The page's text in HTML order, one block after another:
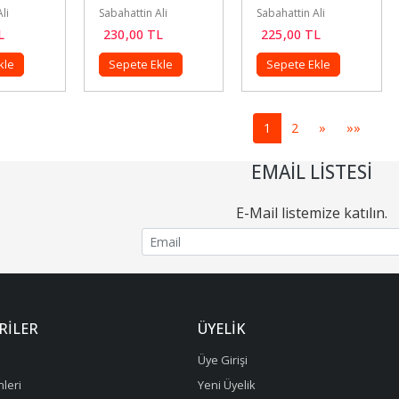
Sabahattin Ali
230,00 TL
Sepete Ekle
Sabahattin Ali
225,00 TL
Sepete Ekle
1 2 » »»
EMAIL LISTESI
E-Mail listemize katılın.
ÜYELIK
Üye Girişi
Yeni Üyelik